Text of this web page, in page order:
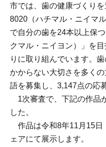
市では、歯の健康づくり
8020（ハチマル・ニイマ
で自分の歯を24本以上保
クマル・ニイヨン）」を
りに取り組んでいます。
かからない大切さを多く
語を募集し、3,147点の応
1次審査で、下記の作品
した。
作品は令和8年11月15日
ェアにて展示します。